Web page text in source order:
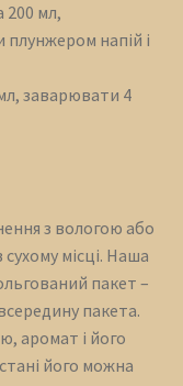
200 мл,
напій і
заварювати 4
з вологою або
місці. Наша
пакет –
пакета.
аромат і його
його можна